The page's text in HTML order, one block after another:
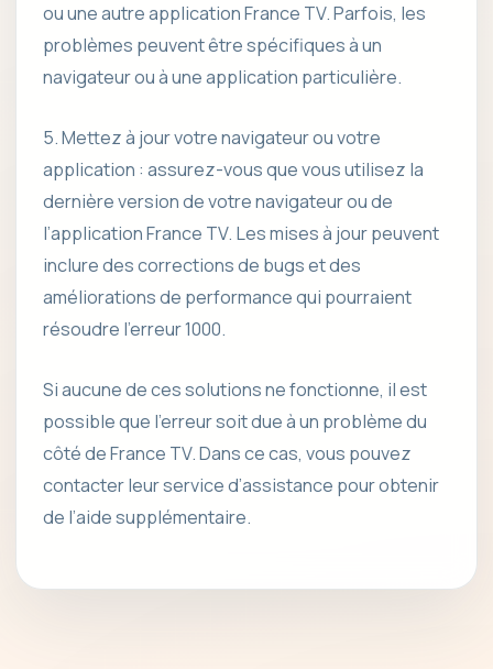
ou une autre application France TV. Parfois, les
problèmes peuvent être spécifiques à un
navigateur ou à une application particulière.
5. Mettez à jour votre navigateur ou votre
application : assurez-vous que vous utilisez la
dernière version de votre navigateur ou de
l’application France TV. Les mises à jour peuvent
inclure des corrections de bugs et des
améliorations de performance qui pourraient
résoudre l’erreur 1000.
Si aucune de ces solutions ne fonctionne, il est
possible que l’erreur soit due à un problème du
côté de France TV. Dans ce cas, vous pouvez
contacter leur service d’assistance pour obtenir
de l’aide supplémentaire.